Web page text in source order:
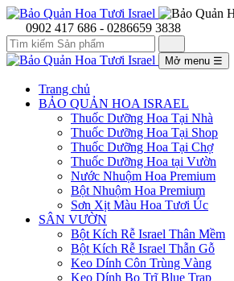
0902 417 686 - 0286659 3838
Mở menu ☰
Trang chủ
BẢO QUẢN HOA ISRAEL
Thuốc Dưỡng Hoa Tại Nhà
Thuốc Dưỡng Hoa Tại Shop
Thuốc Dưỡng Hoa Tại Chợ
Thuốc Dưỡng Hoa tại Vườn
Nước Nhuộm Hoa Premium
Bột Nhuộm Hoa Premium
Sơn Xịt Màu Hoa Tươi Úc
SÂN VƯỜN
Bột Kích Rễ Israel Thân Mềm
Bột Kích Rễ Israel Thẫn Gỗ
Keo Dính Côn Trùng Vàng
Keo Dính Bọ Trĩ Blue Trap